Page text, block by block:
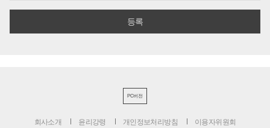
PC버전
회사소개 윤리강령 개인정보처리방침 이용자위원회